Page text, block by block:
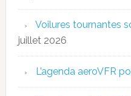
Voilures tournantes
juillet 2026
L’agenda aeroVFR